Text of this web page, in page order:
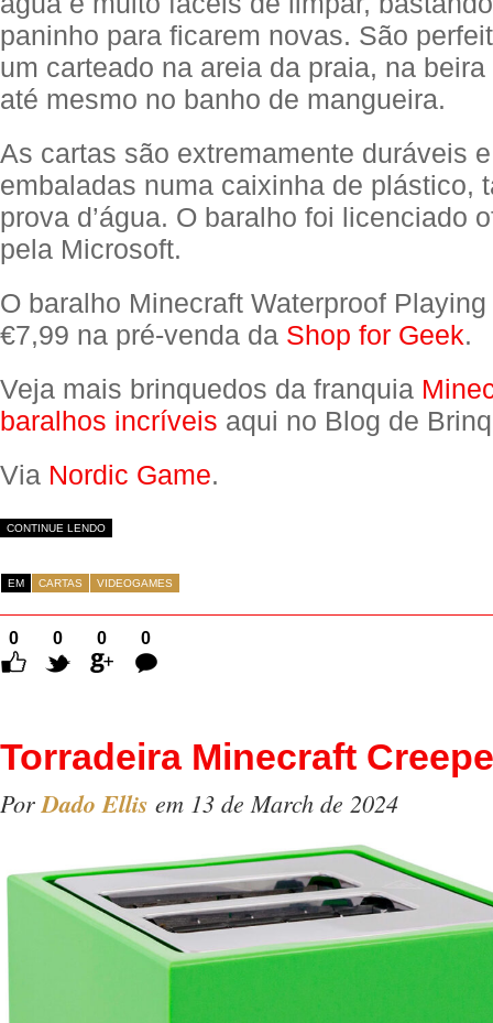
paninho para ficarem novas. São
um carteado na areia da praia, na
até mesmo no banho de mangueira.
As cartas são extremamente duráveis
embaladas numa caixinha de plástico,
prova d’água. O baralho foi licenciado
pela Microsoft.
O baralho Minecraft Waterproof
€7,99 na pré-venda da Shop for Geek.
Veja mais brinquedos da franquia
baralhos incríveis aqui no Blog de
Via Nordic Game.
CONTINUE LENDO
EM CARTAS VIDEOGAMES
0 0 0
0
Comentários
Torradeira Minecraft
PorDado Ellis em 13 de March de 2024